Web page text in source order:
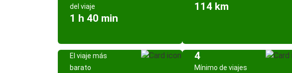
del viaje
1 h 40 min
114 km
El viaje más
barato
4
Mínimo de viajes